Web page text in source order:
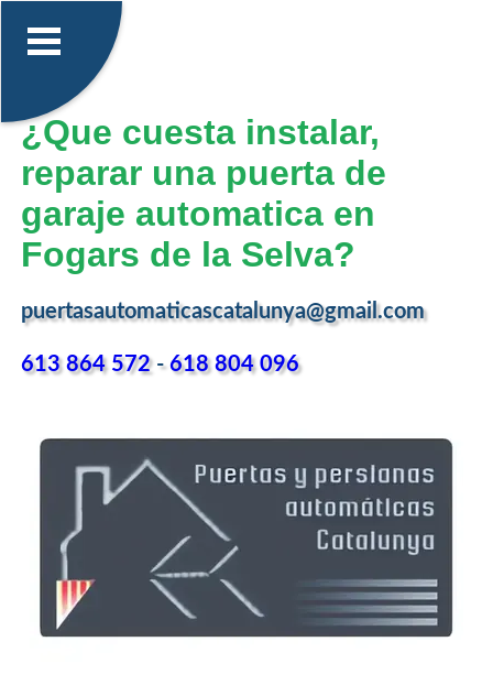
¿Que cuesta instalar,
reparar una puerta de
garaje automatica en
Fogars de la Selva?
puertasautomaticascatalunya@gmail.com
613 864 572-618 804 096